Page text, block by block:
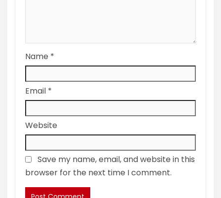
Name *
Email *
Website
Save my name, email, and website in this
browser for the next time I comment.